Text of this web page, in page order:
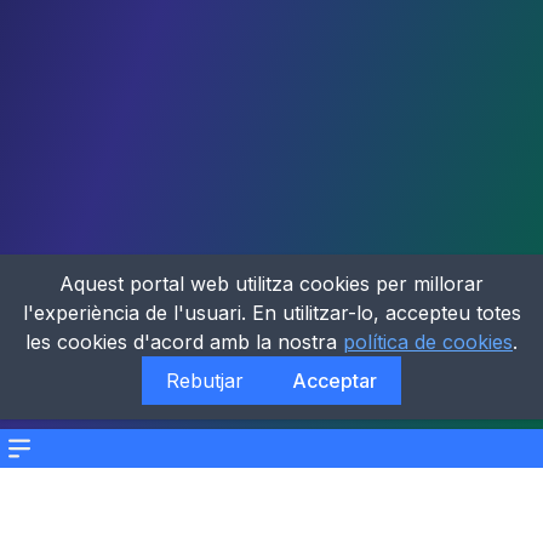
Menu
Aquest portal web utilitza cookies per millorar
l'experiència de l'usuari. En utilitzar-lo, accepteu totes
les cookies d'acord amb la nostra política de cookies.
Rebutjar
Acceptar